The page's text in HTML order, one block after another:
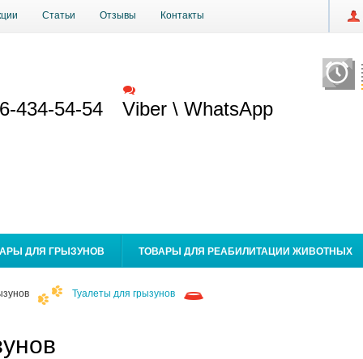
Статьи Отзывы Контакты
434-54-54 Viber \ WhatsApp
ДЛЯ ГРЫЗУНОВ ТОВАРЫ ДЛЯ РЕАБИЛИТАЦИИ ЖИВОТНЫХ
Туалеты для грызунов